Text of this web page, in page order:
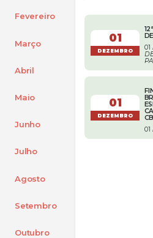
Fevereiro
Março
Abril
Maio
Junho
Julho
Agosto
Setembro
Outubro
01
DEZEMBRO
01
01
DEZEMBRO
01